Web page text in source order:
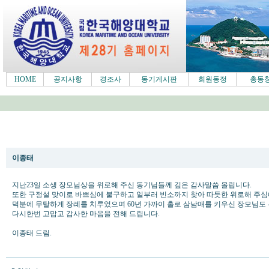
HOME 공지사항 경조사 동기게시판 회원동정 총동
이종태
지난23일 소생 장모님상을 위로해 주신 동기님들께 깊은 감사말씀 올립니다.
또한 구정설 맞이로 바쁘심에 불구하고 일부러 빈소까지 찾아 따듯한 위로해 주
덕분에 무탈하게 장례를 치루었으며 60년 가까이 홀로 삼남매를 키우신 장모님
다시한번 고맙고 감사한 마음을 전해 드립니다.
이종태 드림.